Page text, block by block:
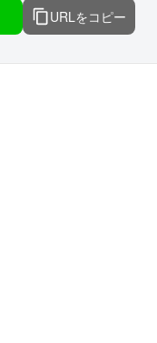
URLをコピー